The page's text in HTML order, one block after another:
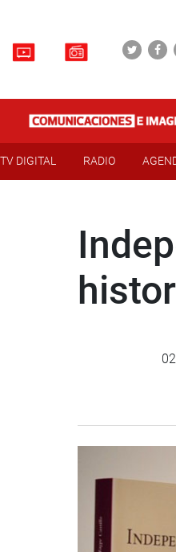
TV DIGITAL RADIO